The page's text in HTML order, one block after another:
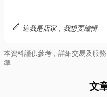
edit 這我是店家，我想要編輯
本資料謹供參考，詳細交易及服
準
文